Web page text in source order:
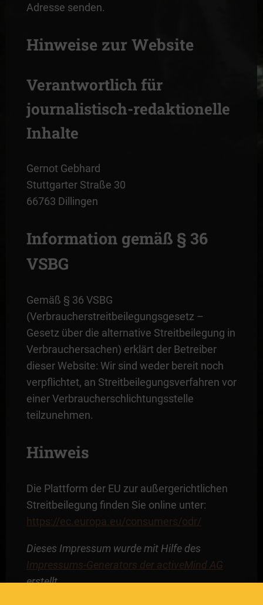
Adresse senden.
Hinweise zur Website
Verantwortlich für
journalistisch-redaktionelle
Inhalte
Gernot Gebhard
Stuttgarter Straße 30
66763 Dillingen
Information gemäß § 36
VSBG
Gemäß § 36 VSBG
(Verbraucherstreitbeilegungsgesetz –
Gesetz über die alternative Streitbeilegung in
Verbrauchersachen) erklärt der Betreiber
dieser Website: Wir sind weder bereit noch
verpflichtet, an Streitbeilegungsverfahren vor
einer Verbraucherschlichtungsstelle
teilzunehmen.
Hinweis
Die Plattform der EU zur außergerichtlichen
Streitbeilegung finden Sie online unter:
https://ec.europa.eu/consumers/odr/
Dieses Impressum wurde mit Hilfe des
Impressums-Generators der activeMind AG
erstellt.